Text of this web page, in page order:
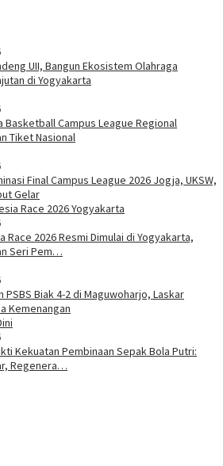
UII, Bangun Ekosistem Olahraga
di Yogyakarta
Basketball Campus League Regional
Tiket Nasional
Final Campus League 2026 Jogja, UKSW,
Gelar
Race 2026 Resmi Dimulai di Yogyakarta,
Seri Pem…
PSBS Biak 4-2 di Maguwoharjo, Laskar
Kemenangan
Kekuatan Pembinaan Sepak Bola Putri:
Regenera…